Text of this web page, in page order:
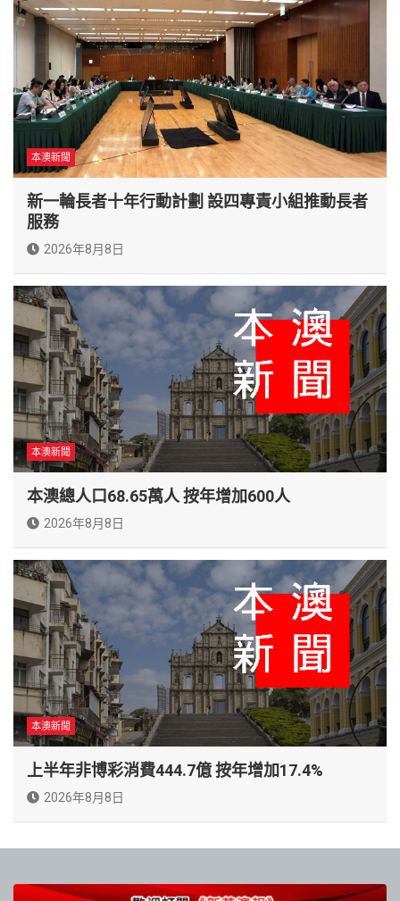
本澳新聞
新一輪長者十年行動計劃 設四專責小組推動長者
服務
2026年8月8日
本澳新聞
本澳總人口68.65萬人 按年增加600人
2026年8月8日
本澳新聞
上半年非博彩消費444.7億 按年增加17.4%
2026年8月8日